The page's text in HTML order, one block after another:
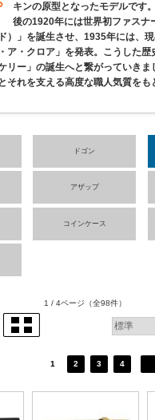
キンの原型となったモデルです。
後の1920年には世界初ファスナ
）」を誕生させ、1935年には、
ア・クロア」を発表。こうした歴
リー」の誕生へと繋がっていきま
それを支える高度な職人気質をも
ドゴン
アザップ
コインケース
1 / 4ページ （全98件）
1 2 3 4